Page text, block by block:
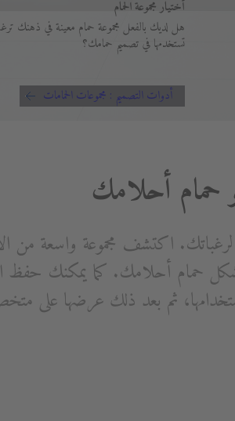
أختيار مجموعة الحمام
هل لديك بالفعل مجموعة حمام معينة في ذهنك
تستخدمها في تصميم حمامك؟
أدوات التصميم : مجموعات الحمامات
اكتشف مجموعة واسعة من
أحلامك. كما يمكنك حفظ
ثم بعد ذلك عرضها على